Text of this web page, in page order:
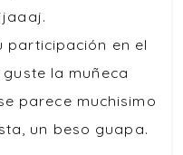
participación en el
la muñeca
parece muchisimo
un beso guapa.